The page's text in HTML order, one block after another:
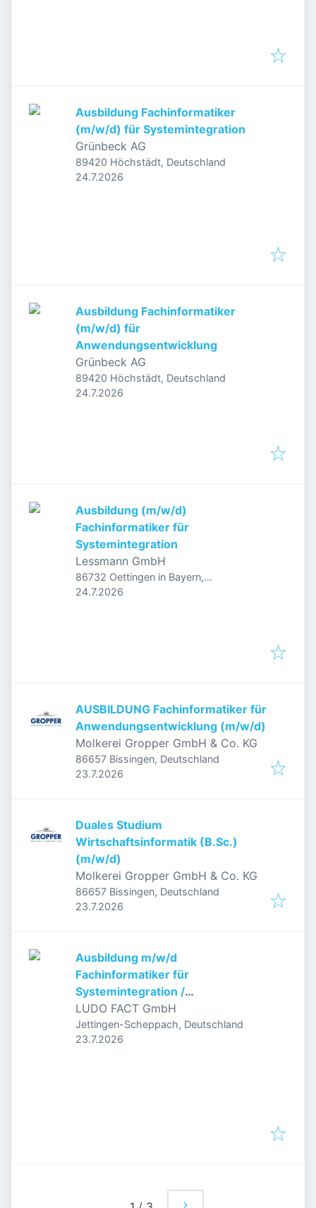
Ausbildung Fachinformatiker
(m/w/d) für Systemintegration
Grünbeck AG
89420 Höchstädt, Deutschland
Veröffentlicht
24.7.2026
Ausbildung Fachinformatiker
(m/w/d) für
Anwendungsentwicklung
Grünbeck AG
89420 Höchstädt, Deutschland
Veröffentlicht
24.7.2026
Ausbildung (m/w/d)
Fachinformatiker für
Systemintegration
Lessmann GmbH
86732 Oettingen in Bayern,
Deutschland
Veröffentlicht
24.7.2026
AUSBILDUNG Fachinformatiker für
Anwendungsentwicklung (m/w/d)
Molkerei Gropper GmbH & Co. KG
86657 Bissingen, Deutschland
Veröffentlicht
23.7.2026
Duales Studium
Wirtschaftsinformatik (B.Sc.)
(m/w/d)
Molkerei Gropper GmbH & Co. KG
86657 Bissingen, Deutschland
Veröffentlicht
23.7.2026
Ausbildung m/w/d
Fachinformatiker für
Systemintegration /
Anwendungsentwicklung
LUDO FACT GmbH
Jettingen-Scheppach, Deutschland
Veröffentlicht
23.7.2026